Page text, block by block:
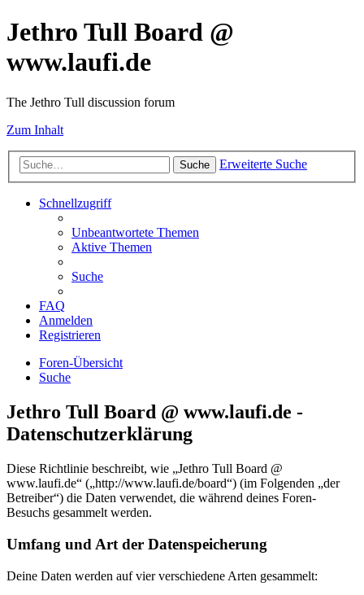
Jethro Tull Board @
www.laufi.de
The Jethro Tull discussion forum
Zum Inhalt
Suche Erweiterte Suche
Schnellzugriff
Unbeantwortete Themen
Aktive Themen
Suche
FAQ
Anmelden
Registrieren
Foren-Übersicht
Suche
Jethro Tull Board @ www.laufi.de -
Datenschutzerklärung
Diese Richtlinie beschreibt, wie „Jethro Tull Board @
www.laufi.de“ („http://www.laufi.de/board“) (im Folgenden „der
Betreiber“) die Daten verwendet, die während deines Foren-
Besuchs gesammelt werden.
Umfang und Art der Datenspeicherung
Deine Daten werden auf vier verschiedene Arten gesammelt: